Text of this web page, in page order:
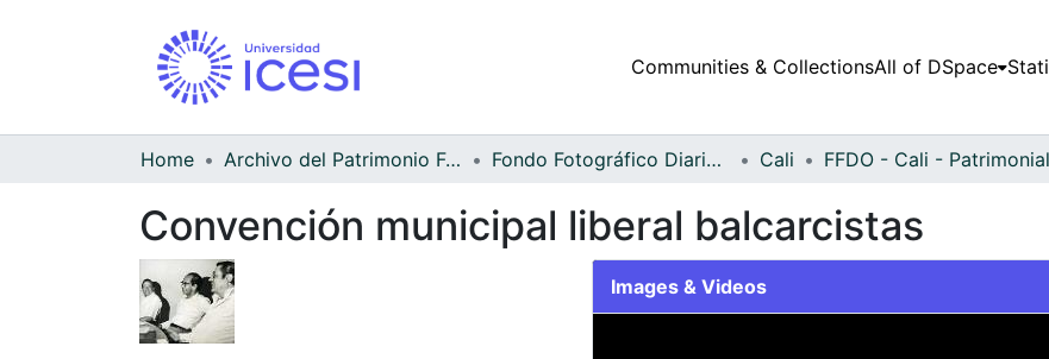
Communities & CollectionsAll of DSpace
Home Archivo del Patrimonio Fotográfico y Fílmico del Valle del Cauca Fondo Fotográfico Diario Occidente Cali FFDO - Cali - Patrimonial
Convención municipal liberal balcarcistas
Images & Videos